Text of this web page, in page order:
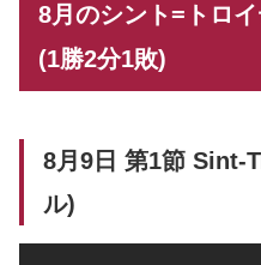
8月のシント=トロ
(1勝2分1敗)
8月9日 第1節 Sint-
ル)